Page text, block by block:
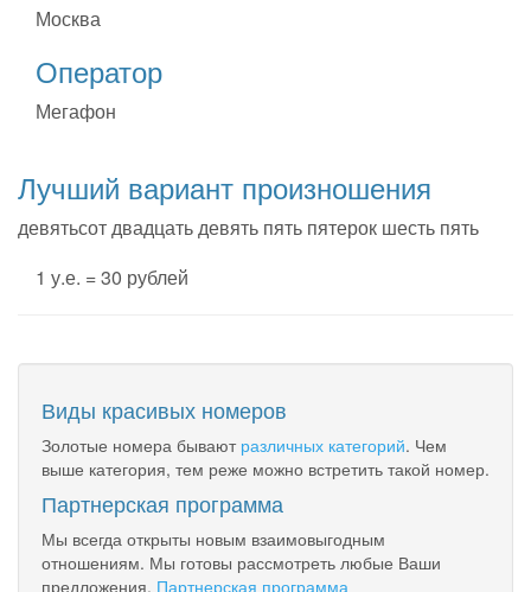
Москва
Оператор
Мегафон
Лучший вариант произношения
девятьсот двадцать девять пять пятерок шесть пять
1 у.е. = 30 рублей
Виды красивых номеров
Золотые номера бывают различных категорий. Чем
выше категория, тем реже можно встретить такой номер.
Партнерская программа
Мы всегда открыты новым взаимовыгодным
отношениям. Мы готовы рассмотреть любые Ваши
предложения. Партнерская программа